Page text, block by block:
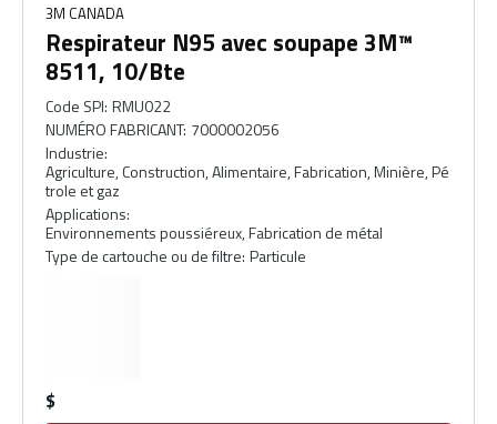
3M CANADA
Respirateur N95 avec soupape 3M™
8511, 10/Bte
Code SPI: RMU022
NUMÉRO FABRICANT: 7000002056
Industrie:
Agriculture, Construction, Alimentaire, Fabrication, Minière, Pé
trole et gaz
Applications:
Environnements poussiéreux, Fabrication de métal
Type de cartouche ou de filtre: Particule
$